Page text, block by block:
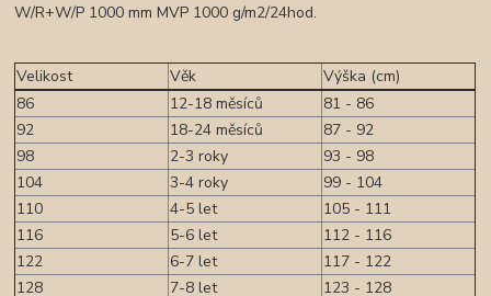
W/R+W/P 1000 mm MVP 1000 g/m2/24hod.
Velikost Věk
Výška (cm)
86
12-18 měsíců
81 - 86
92
18-24 měsíců
87 - 92
98
2-3 roky
93 - 98
104
3-4 roky
99 - 104
110
4-5 let
105 - 111
116
5-6 let
112 - 116
122
6-7 let
117 - 122
128
7-8 let
123 - 128